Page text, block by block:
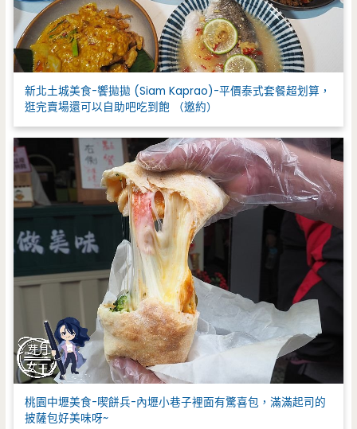
新北土城美食-饗拋拋 (Siam Kaprao)-平價泰式套餐超划算，
逛完賣場還可以自助吧吃到飽 （邀約）
桃園中壢美食-喫餅兵-內壢小巷子裡面有驚喜包，滿滿起司的
披薩包好美味呀~